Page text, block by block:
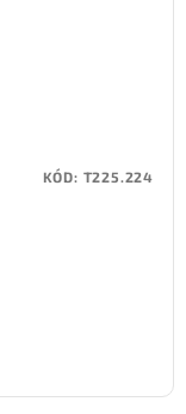
KÓD: T225.224